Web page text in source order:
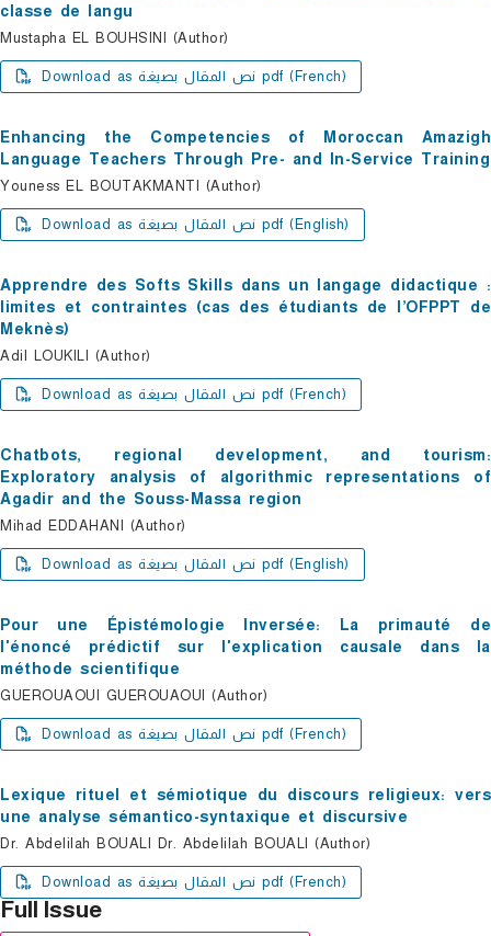
classe de langu
Mustapha EL BOUHSINI (Author)
Download as نص المقال بصيغة pdf (French)
Enhancing the Competencies of Moroccan Amazigh
Language Teachers Through Pre- and In-Service Training
Youness EL BOUTAKMANTI (Author)
Download as نص المقال بصيغة pdf (English)
Apprendre des Softs Skills dans un langage didactique :
limites et contraintes (cas des étudiants de l’OFPPT de
Meknès)
Adil LOUKILI (Author)
Download as نص المقال بصيغة pdf (French)
Chatbots, regional development, and tourism:
Exploratory analysis of algorithmic representations of
Agadir and the Souss-Massa region
Mihad EDDAHANI (Author)
Download as نص المقال بصيغة pdf (English)
Pour une Épistémologie Inversée: La primauté de
l'énoncé prédictif sur l'explication causale dans la
méthode scientifique
GUEROUAOUI GUEROUAOUI (Author)
Download as نص المقال بصيغة pdf (French)
Lexique rituel et sémiotique du discours religieux: vers
une analyse sémantico-syntaxique et discursive
Dr. Abdelilah BOUALI Dr. Abdelilah BOUALI (Author)
Download as نص المقال بصيغة pdf (French)
Full Issue